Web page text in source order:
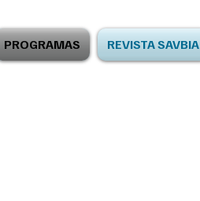
PROGRAMAS REVISTA SAVBIA